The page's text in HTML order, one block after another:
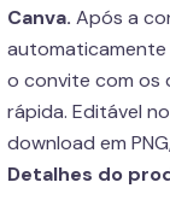
Canva. Após a
automaticamente
o convite com os
rápida. Editável
download em
Detalhes do